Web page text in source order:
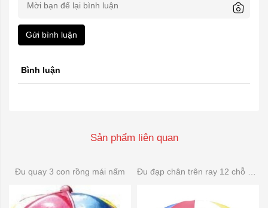
Gửi bình luận
Bình luận
Sản phẩm liên quan
Đu quay 3 con rồng mái nấm